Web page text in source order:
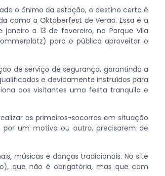
o ânimo da estação, o destino certo é
como a Oktoberfest de Verão. Essa é a
a 13 de fevereiro, no Parque Vila
para o público aproveitar o
de serviço de segurança, garantindo a
e devidamente instruídos para
aos visitantes uma festa tranquila e
os primeiros-socorros em situação
um motivo ou outro, precisarem de
músicas e danças tradicionais. No site
que não é obrigatória, mas que com